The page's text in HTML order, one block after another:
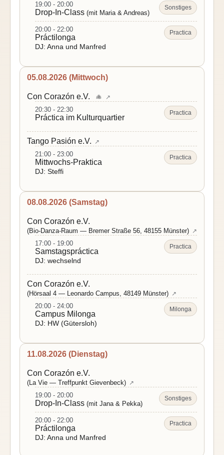
19:00 - 20:00
Drop-In-Class (mit Maria & Andreas)
Sonstiges
20:00 - 22:00
Práctilonga
DJ: Anna und Manfred
Practica
05.08.2026 (Mittwoch)
Con Corazón e.V. ↗
20:30 - 22:30
Práctica im Kulturquartier
Practica
Tango Pasión e.V. ↗
21:00 - 23:00
Mittwochs-Praktica
DJ: Steffi
Practica
08.08.2026 (Samstag)
Con Corazón e.V.
(Bio-Danza-Raum — Bremer Straße 56, 48155 Münster) ↗
17:00 - 19:00
Samstagspráctica
DJ: wechselnd
Practica
Con Corazón e.V.
(Hörsaal 4 — Leonardo Campus, 48149 Münster) ↗
20:00 - 24:00
Campus Milonga
DJ: HW (Gütersloh)
Milonga
11.08.2026 (Dienstag)
Con Corazón e.V.
(La Vie — Treffpunkt Gievenbeck) ↗
19:00 - 20:00
Drop-In-Class (mit Jana & Pekka)
Sonstiges
20:00 - 22:00
Práctilonga
DJ: Anna und Manfred
Practica